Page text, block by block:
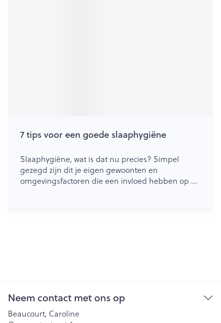
7 tips voor een goede slaaphygiëne
Slaaphygiëne, wat is dat nu precies? Simpel
gezegd zijn dit je eigen gewoonten en
omgevingsfactoren die een invloed hebben op de
Neem contact met ons op
Beaucourt, Caroline